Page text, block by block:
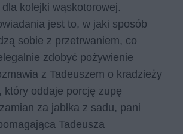
kolejki wąskotorowej.
jest to, w jaki sposób
sobie z przetrwaniem, co
zdobyć pożywienie
z Tadeuszem o kradzieży
który oddaje porcję zupę
za jabłka z sadu, pani
Tadeusza